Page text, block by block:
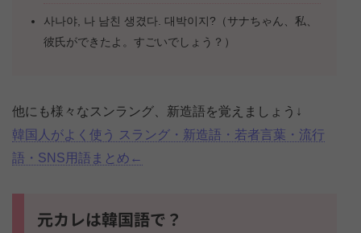
사나야, 나 남친 생겼다. 대박이지?（サナちゃん、私、
彼氏ができたよ。すごいでしょう？）
他にも様々なスンラング、新造語を覚えましょう↓
韓国人がよく使う スラング・新造語・若者言葉・流行
語・SNS用語まとめ←
元カレは韓国語で？